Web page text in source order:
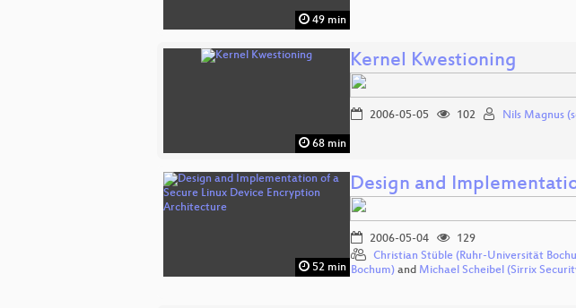
49 min
68 min
Kernel Kwestioning
2006-05-05 102 Nils Magnus
52 min
Design and
2006-05-04
129
Christian Stüble (Ruhr-Universität
Bochum) and Michael Scheibel (Sirrix